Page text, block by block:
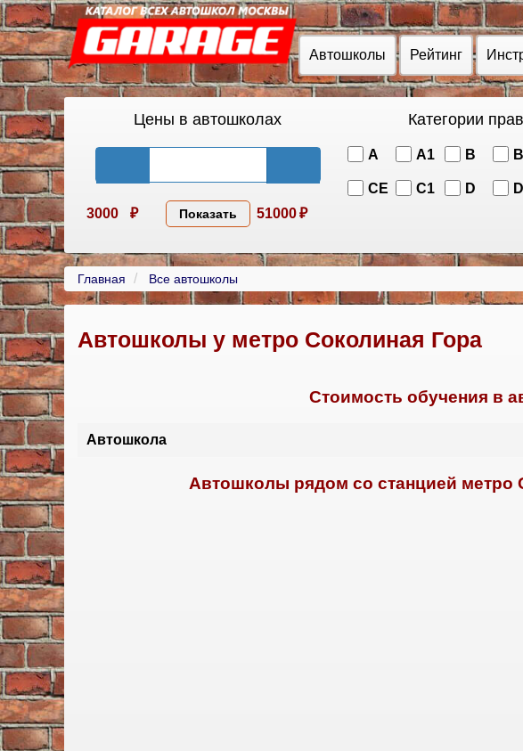
Автошколы Рейтинг
Цены в автошколах
3000 ₽ Показать 51000 ₽
Категории
A A1 B
CE C1 D
Главная Все автошколы
Автошколы у метро Соколиная Гора
Стоимость обучения в
Автошкола
Автошколы рядом со станцией метро